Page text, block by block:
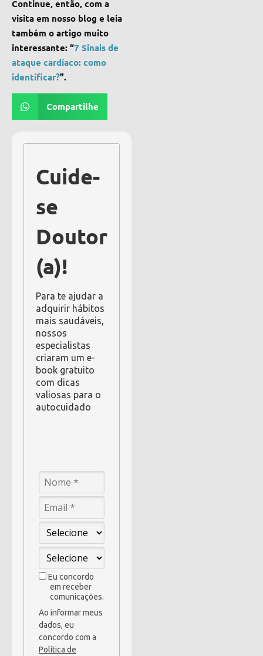
Continue, então, com a
visita em nosso blog e leia
também o artigo muito
interessante: “7 Sinais de
ataque cardíaco: como
identificar?”.
Compartilhe
Cuide-
se
Doutor
(a)!
Para te ajudar a
adquirir hábitos
mais saudáveis,
nossos
especialistas
criaram um e-
book gratuito
com dicas
valiosas para o
autocuidado
Eu concordo
em receber
comunicações.
Ao informar meus
dados, eu
concordo com a
Política de